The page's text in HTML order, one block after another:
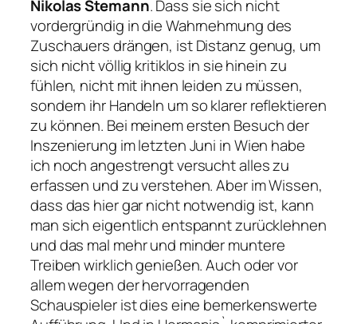
Nikolas Stemann. Dass sie sich nicht
vordergründig in die Wahrnehmung des
Zuschauers drängen, ist Distanz genug, um
sich nicht völlig kritiklos in sie hinein zu
fühlen, nicht mit ihnen leiden zu müssen,
sondern ihr Handeln um so klarer reflektieren
zu können. Bei meinem ersten Besuch der
Inszenierung im letzten Juni in Wien habe
ich noch angestrengt versucht alles zu
erfassen und zu verstehen. Aber im Wissen,
dass das hier gar nicht notwendig ist, kann
man sich eigentlich entspannt zurücklehnen
und das mal mehr und minder muntere
Treiben wirklich genießen. Auch oder vor
allem wegen der hervorragenden
Schauspieler ist dies eine bemerkenswerte